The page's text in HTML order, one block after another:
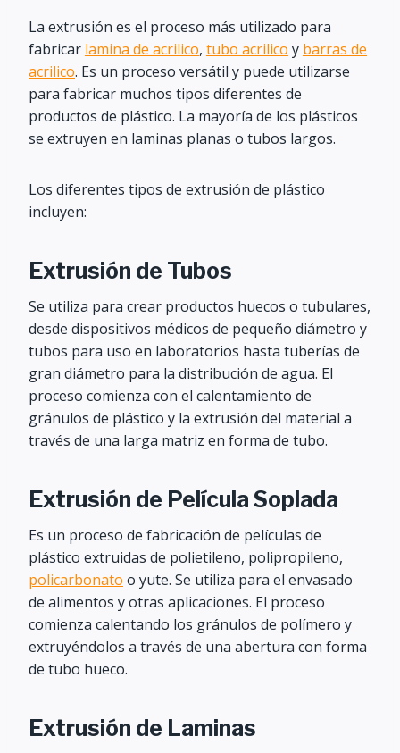
La extrusión es el proceso más utilizado para
fabricar lamina de acrilico, tubo acrilico y barras de
acrilico. Es un proceso versátil y puede utilizarse
para fabricar muchos tipos diferentes de
productos de plástico. La mayoría de los plásticos
se extruyen en laminas planas o tubos largos.
Los diferentes tipos de extrusión de plástico
incluyen:
Extrusión de Tubos
Se utiliza para crear productos huecos o tubulares,
desde dispositivos médicos de pequeño diámetro y
tubos para uso en laboratorios hasta tuberías de
gran diámetro para la distribución de agua. El
proceso comienza con el calentamiento de
gránulos de plástico y la extrusión del material a
través de una larga matriz en forma de tubo.
Extrusión de Película Soplada
Es un proceso de fabricación de películas de
plástico extruidas de polietileno, polipropileno,
policarbonato o yute. Se utiliza para el envasado
de alimentos y otras aplicaciones. El proceso
comienza calentando los gránulos de polímero y
extruyéndolos a través de una abertura con forma
de tubo hueco.
Extrusión de Laminas